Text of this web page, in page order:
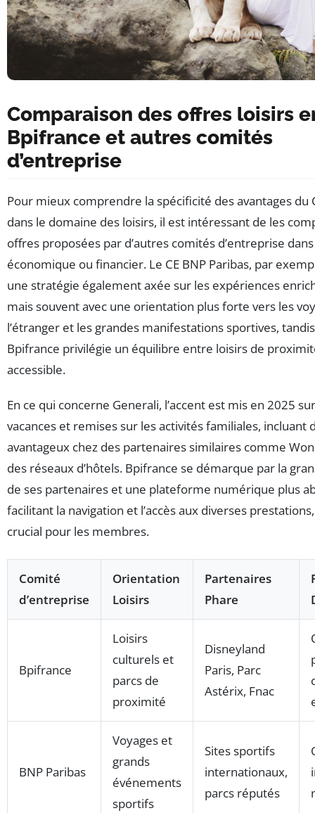
Comparaison des offres loisirs
Bpifrance et autres comités
d’entreprise
Pour mieux comprendre la spécificité des avantages du
dans le domaine des loisirs, il est intéressant de les
offres proposées par d’autres comités d’entreprise
économique ou financier. Le CE BNP Paribas, par
une stratégie également axée sur les expériences
mais souvent avec une orientation plus forte vers les
l’étranger et les grandes manifestations sportives,
Bpifrance privilégie un équilibre entre loisirs de
accessible.
En ce qui concerne Generali, l’accent est mis en 2025
vacances et remises sur les activités familiales, incluant
avantageux chez des partenaires similaires comme
des réseaux d’hôtels. Bpifrance se démarque par la
de ses partenaires et une plateforme numérique plus
facilitant la navigation et l’accès aux diverses
crucial pour les membres.
Comité
d’entreprise
Orientation
Loisirs
Partenaires
Phare
Bpifrance
Loisirs
culturels et
parcs de
proximité
Disneyland
Paris, Parc
Astérix, Fnac
BNP Paribas
Voyages et
grands
événements
sportifs
Sites sportifs
internationaux,
parcs réputés